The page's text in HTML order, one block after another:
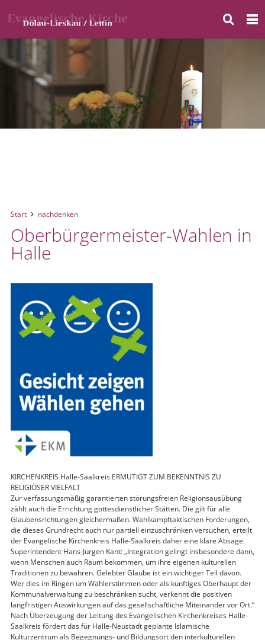
Start nachdenken
Oberbürgermeister-Wahlen in
Halle
KIRCHENKREIS Halle-Saalkreis ERMUTIGT ZUM BEKENNTNIS ZU
RELIGIÖSER VIELFALT
Zur verfassungsmäßig garantierten störungsfreien Religionsausübung
zählt auch die Errichtung gottesdienstlicher Stätten. Die gilt für alle
Glaubensrichtungen gleichermaßen. Wahlkampftaktischen Forderungen,
die dieses Grundrecht auch nur partiell einzuschränken versuchen, erteilt
der Evangelische Kirchenkreis Halle-Saalkreis daher eine klare Absage.
Superintendent Hans-Jürgen Kant: „Integration gelingt insbesondere dann,
wenn Menschen auch Raum bekommen, um ihre eigenen kulturellen
Traditionen zu bewahren. Gelebter Glaube ist ein wichtiger Teil davon.
Wer dies im Ringen um Wählerstimmen oder als künftiges Oberhaupt der
Kommunalverwaltung zu beschränken sucht, verkennt die positiven
langfristigen Auswirkungen auf das gesellschaftliche Miteinander vor Ort.“
Nach Überzeugung der Leitung des Evangelischen Kirchenkreises Halle-
Saalkreis fördert das für Halle-Neustadt geplante Islamische
Kulturzentrum als Begegnungs- und Bildungsort den interkulturellen